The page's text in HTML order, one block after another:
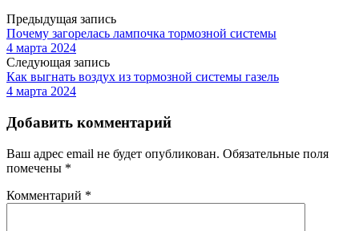
Предыдущая запись
Почему загорелась лампочка тормозной системы
4 марта 2024
Следующая запись
Как выгнать воздух из тормозной системы газель
4 марта 2024
Добавить комментарий
Ваш адрес email не будет опубликован. Обязательные поля
помечены *
Комментарий *